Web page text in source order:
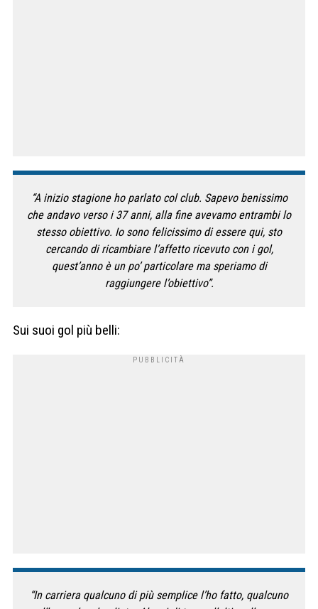
“A inizio stagione ho parlato col club. Sapevo benissimo
che andavo verso i 37 anni, alla fine avevamo entrambi lo
stesso obiettivo. Io sono felicissimo di essere qui, sto
cercando di ricambiare l’affetto ricevuto con i gol,
quest’anno è un po’ particolare ma speriamo di
raggiungere l’obiettivo”.
Sui suoi gol più belli:
“In carriera qualcuno di più semplice l’ho fatto, qualcuno